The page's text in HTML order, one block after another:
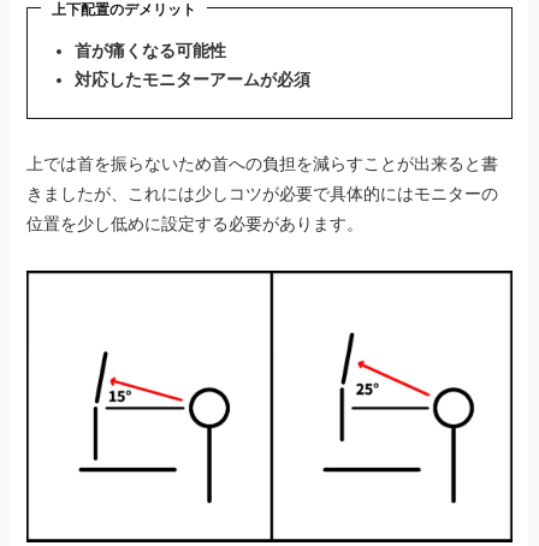
上下配置のデメリット
首が痛くなる可能性
対応したモニターアームが必須
上では首を振らないため首への負担を減らすことが出来ると書
きましたが、これには少しコツが必要で具体的にはモニターの
位置を少し低めに設定する必要があります。